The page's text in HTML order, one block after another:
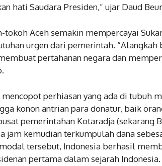
hati Saudara Presiden,” ujar Daud
Aceh semakin mempercayai
urgen dari pemerintah. “Alangkah
pertahanan negara dan
perhiasan yang ada di tubuh
konon antrian para donatur, baik
pemerintahan Kotaradja (sekarang
jam kemudian terkumpulah dana
tersebut, Indonesia berhasil
pertama dalam sejarah Indonesia.